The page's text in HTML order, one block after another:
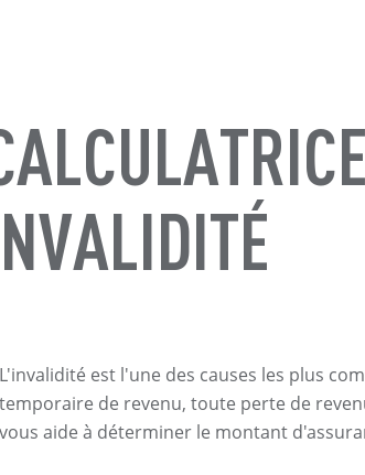
L'invalidité est l'une des causes les plus
temporaire de revenu, toute perte de
vous aide à déterminer le montant